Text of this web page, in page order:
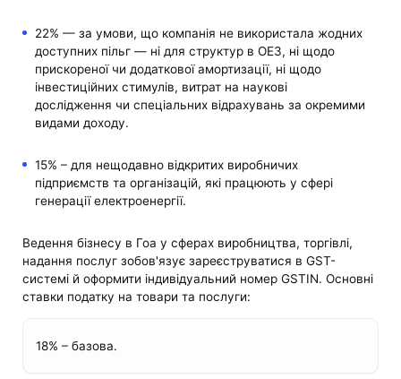
22% — за умови, що компанія не використала жодних
доступних пільг — ні для структур в ОЕЗ, ні щодо
прискореної чи додаткової амортизації, ні щодо
інвестиційних стимулів, витрат на наукові
дослідження чи спеціальних відрахувань за окремими
видами доходу.
15% – для нещодавно відкритих виробничих
підприємств та організацій, які працюють у сфері
генерації електроенергії.
Ведення бізнесу в Гоа у сферах виробництва, торгівлі,
надання послуг зобов'язує зареєструватися в GST-
системі й оформити індивідуальний номер GSTIN. Основні
ставки податку на товари та послуги:
18% – базова.